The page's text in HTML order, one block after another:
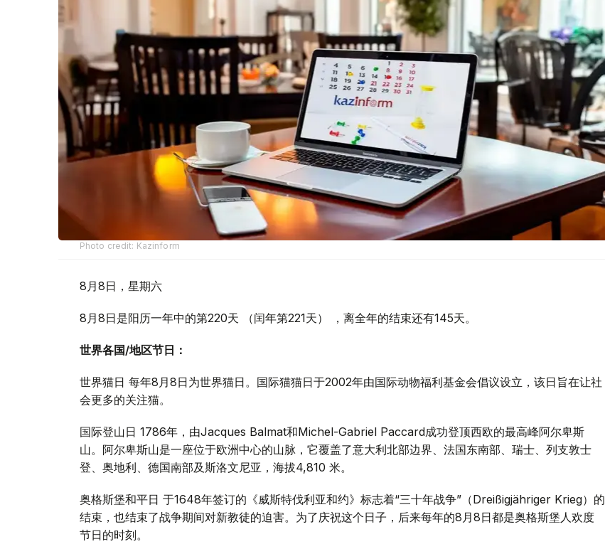
Photo credit: Kazinform
8月8日，星期六
8月8日是阳历一年中的第220天 （闰年第221天） ，离全年的结束还有145天。
世界各国/地区节日：
世界猫日 每年8月8日为世界猫日。国际猫猫日于2002年由国际动物福利基金会倡议设立，该日旨在让社
会更多的关注猫。
国际登山日 1786年，由Jacques Balmat和Michel-Gabriel Paccard成功登顶西欧的最高峰阿尔卑斯
山。阿尔卑斯山是一座位于欧洲中心的山脉，它覆盖了意大利北部边界、法国东南部、瑞士、列支敦士
登、奥地利、德国南部及斯洛文尼亚，海拔4,810 米。
奥格斯堡和平日 于1648年签订的《威斯特伐利亚和约》标志着“三十年战争”（Dreißigjähriger Krieg）的
结束，也结束了战争期间对新教徒的迫害。为了庆祝这个日子，后来每年的8月8日都是奥格斯堡人欢度
节日的时刻。